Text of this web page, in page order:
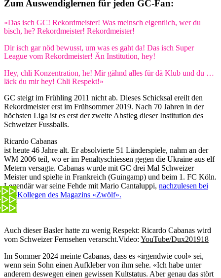
Zum Auswendiglernen für jeden GC-Fan:
«Das isch GC! Rekordmeister! Was meinsch eigentlich, wer du
bisch, he? Rekordmeister! Rekordmeister!
Dir isch gar nöd bewusst, um was es gaht da! Das isch Super
League vom Rekordmeister! Än Institution, hey!
Hey, chli Konzentration, he! Mir gähnd alles für dä Klub und du …
läck du mir hey! Chli Respekt!»
GC steigt im Frühling 2011 nicht ab. Dieses Schicksal ereilt den
Rekordmeister erst im Frühsommer 2019. Nach 70 Jahren in der
höchsten Liga ist es erst der zweite Abstieg dieser Institution des
Schweizer Fussballs.
Ricardo Cabanas
ist heute 46 Jahre alt. Er absolvierte 51 Länderspiele, nahm an der
WM 2006 teil, wo er im Penaltyschiessen gegen die Ukraine aus elf
Metern versagte. Cabanas wurde mit GC drei Mal Schweizer
Meister und spielte in Frankreich (Guingamp) und beim 1. FC Köln.
Legendär war seine Fehde mit Mario Cantaluppi, nachzulesen bei
den Kollegen des Magazins «Zwölf».
Auch dieser Basler hatte zu wenig Respekt: Ricardo Cabanas wird
vom Schweizer Fernsehen verarscht.Video: YouTube/Dux201918
Im Sommer 2024 meinte Cabanas, dass es «irgendwie cool» sei,
wenn sein Sohn einen Aufkleber von ihm sehe. «Ich habe unter
anderem deswegen einen gewissen Kultstatus. Aber genau das stört